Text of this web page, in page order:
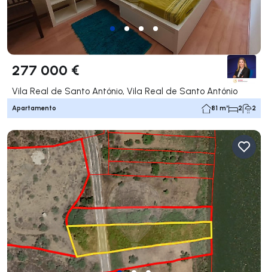
277 000 €
Vila Real de Santo António, Vila Real de Santo António
Apartamento 81 m² 2 2